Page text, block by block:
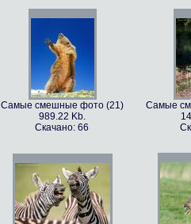
Самые смешные фото (10)
899.22 Kb.
Самые
Самые смешные фото (21)
989.22 Kb.
Скачано: 66
Самые